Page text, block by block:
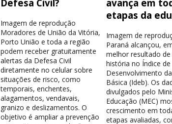
Defesa Civil?
Imagem de reprodução
Moradores de União da Vitória,
Porto União e toda a região
podem receber gratuitamente
alertas da Defesa Civil
diretamente no celular sobre
situações de risco, como
temporais, enchentes,
alagamentos, vendavais,
granizo e deslizamentos. O
objetivo é ampliar a prevenção
avança em
etapas da
Imagem de
Paraná alcançou,
melhor resultado de
história no Índice de
Desenvolvimento
Básica (Ideb). Os
divulgados pelo
Educação (MEC)
crescimento em
etapas avaliadas,